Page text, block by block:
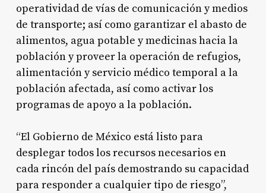
operatividad de vías de comunicación y medios
de transporte; así como garantizar el abasto de
alimentos, agua potable y medicinas hacia la
población y proveer la operación de refugios,
alimentación y servicio médico temporal a la
población afectada, así como activar los
programas de apoyo a la población.
“El Gobierno de México está listo para
desplegar todos los recursos necesarios en
cada rincón del país demostrando su capacidad
para responder a cualquier tipo de riesgo”,